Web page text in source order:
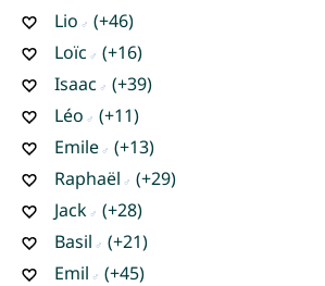
Lio
(+46)
Loïc
(+16)
Isaac
(+39)
Léo
(+11)
Emile
(+13)
Raphaël
(+29)
Jack
(+28)
Basil
(+21)
Emil
(+45)